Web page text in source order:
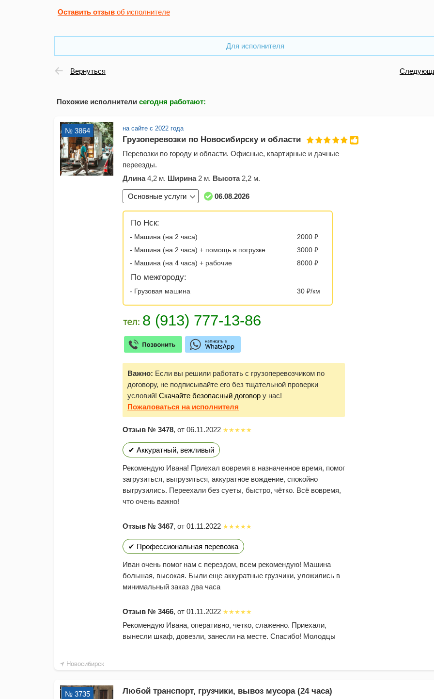
Оставить отзыв об исполнителе
Для исполнителя
Вернуться
Похожие исполнители сегодня работают:
Новосибирск
№ 3864 на сайте с 2022 года
Грузоперевозки по Новосибирску и области
Перевозки по городу и области. Офисные, квартирные и дачные
переезды.
Длина4,2 м. Ширина2 м. Высота2,2 м.
Основные услуги 06.08.2026
По Нск:
- Машина (на 2 часа)
2000 ₽
- Машина (на 2 часа) + помощь в погрузке
3000 ₽
- Машина (на 4 часа) + рабочие
8000 ₽
По межгороду:
- Грузовая машина 30 ₽/км
Важно: Если вы решили работать с грузоперевозчиком по
договору, не подписывайте его без тщательной проверки
условий! Скачайте безопасный договор у нас!
Пожаловаться на исполнителя
Отзыв № 3478, от 06.11.2022
✔ Аккуратный, вежливый
Рекомендую Ивана! Приехал вовремя в назначенное время, помог
загрузиться, выгрузиться, аккуратное вождение, спокойно
выгрузились. Переехали без суеты, быстро, чётко. Всё вовремя,
что очень важно!
Отзыв № 3467, от 01.11.2022
✔ Профессиональная перевозка
Иван очень помог нам с перездом, всем рекомендую! Машина
большая, высокая. Были еще аккуратные грузчики, уложились в
минимальный заказ два часа
Отзыв № 3466, от 01.11.2022
Рекомендую Ивана, оперативно, четко, слаженно. Приехали,
вынесли шкаф, довезли, занесли на месте. Спасибо! Молодцы
№ 3735 Любой транспорт, грузчики, вывоз мусора (24 часа)